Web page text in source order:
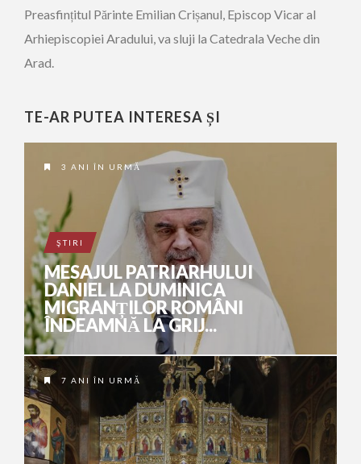
Preasfințitul Părinte Emilian Crișanul, Episcop Vicar al
Arhiepiscopiei Aradului, va sluji la Catedrala Veche din
Arad.
TE-AR PUTEA INTERESA ȘI
3 ANI ÎN URMĂ
ŞTIRI
MESAJUL PATRIARHULUI
DANIEL LA DUMINICA
MIGRANȚILOR ROMÂNI
ÎNDEAMNĂ LA GRIJ...
7 ANI ÎN URMĂ